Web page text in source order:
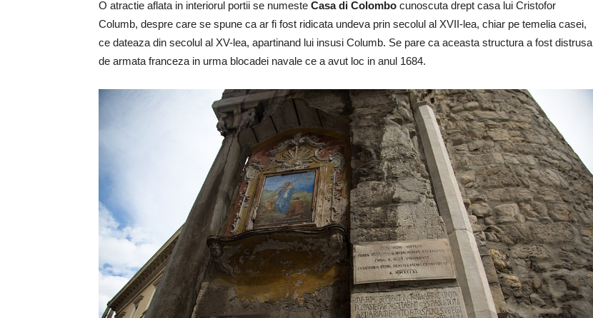
O atractie aflata in interiorul portii se numeste Casa di Colombo cunoscuta drept casa lui Cristofor
Columb, despre care se spune ca ar fi fost ridicata undeva prin secolul al XVII-lea, chiar pe temelia casei,
ce dateaza din secolul al XV-lea, apartinand lui insusi Columb. Se pare ca aceasta structura a fost distrusa
de armata franceza in urma blocadei navale ce a avut loc in anul 1684.